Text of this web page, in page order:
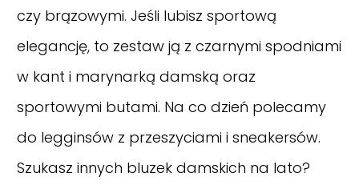
czy brązowymi. Jeśli lubisz sportową
elegancję, to zestaw ją z czarnymi spodniami
w kant i marynarką damską oraz
sportowymi butami. Na co dzień polecamy
do legginsów z przeszyciami i sneakersów.
Szukasz innych bluzek damskich na lato?